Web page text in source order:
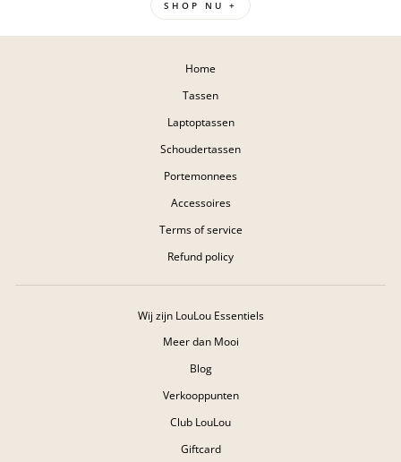
SHOP NU +
Home
Tassen
Laptoptassen
Schoudertassen
Portemonnees
Accessoires
Terms of service
Refund policy
Wij zijn LouLou Essentiels
Meer dan Mooi
Blog
Verkooppunten
Club LouLou
Giftcard